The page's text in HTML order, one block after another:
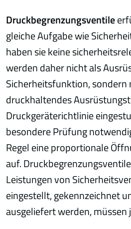
Druckbegrenzungsventile
gleiche Aufgabe wie
haben sie keine
werden daher nicht als
Sicherheitsfunktion, sondern
druckhaltendes
Druckgeräterichtlinie
besondere Prüfung
Regel eine proportionale
auf.
Leistungen von
eingestellt, gekennzeichnet
ausgeliefert werden, müssen